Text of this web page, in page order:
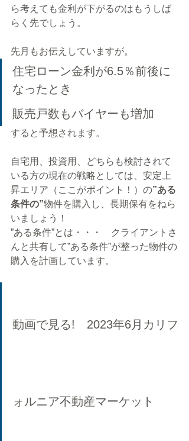
ら考えても金利が下がるのはもうしば
らく先でしょう。
先月もお伝えしていますが。
住宅ローン金利が6.5％前後に
なったとき
販売戸数もバイヤーも増加
すると予想されます。
自宅用、投資用、どちらも検討されて
いる方の現在の戦略としては、安定上
昇エリア（ここがポイント！）の”ある
条件の”物件を購入し、長期保有をねら
いましょう！
”ある条件”とは・・・　クライアントさ
んと共有して”ある条件”が整った物件の
購入を計画しています。
動画で見る!　2023年6月カリフ
ォルニア不動産マーケット